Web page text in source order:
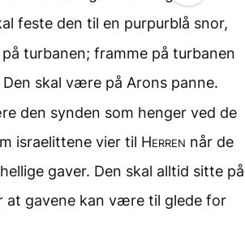
feste den til en purpurblå snor,
turbanen; framme på turbanen
Den skal være på Arons panne.
den synden som henger ved de
israelittene vier til Herren når de
gaver. Den skal alltid sitte på
at gavene kan være til glede for